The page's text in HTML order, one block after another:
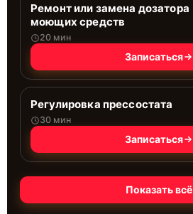
Ремонт или замена дозатора
моющих средств
20 мин
Записаться
Регулировка прессостата
30 мин
Записаться
Показать всё